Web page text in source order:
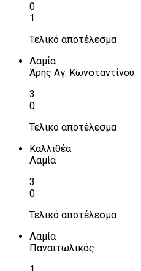
0
1
Τελικό αποτέλεσμα
Λαμία
Άρης Αγ. Κωνσταντίνου
3
0
Τελικό αποτέλεσμα
Καλλιθέα
Λαμία
3
0
Τελικό αποτέλεσμα
Λαμία
Παναιτωλικός